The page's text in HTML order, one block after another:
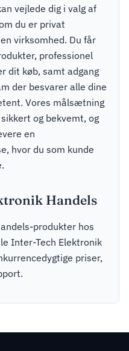
vejlede dig i valg af
du er privat
virksomhed. Du får
professionel
dit køb, samt adgang
der besvarer alle dine
Vores målsætning
og bekvemt, og
en
hvor du som kunde
Handels
produkter hos
Inter-Tech Elektronik
priser,